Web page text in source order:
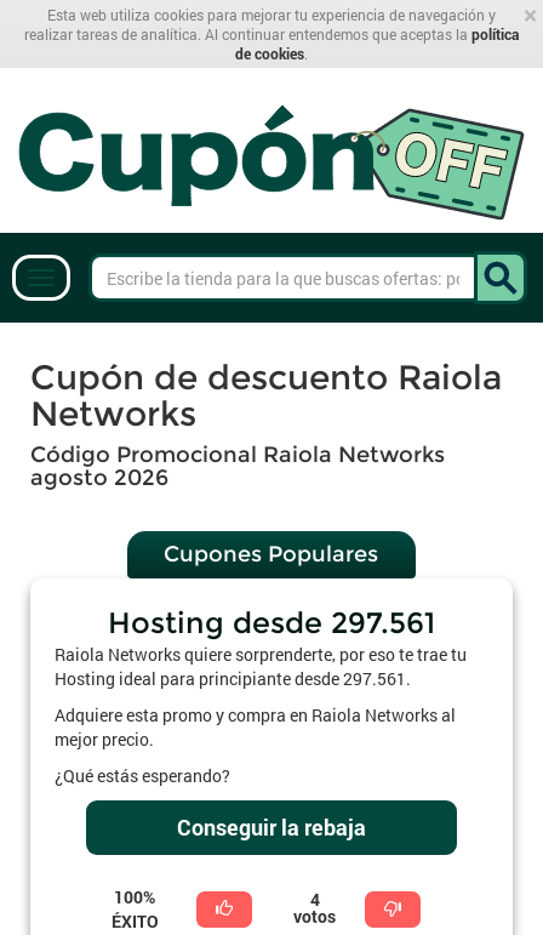
×
Esta web utiliza cookies para mejorar tu experiencia de navegación y
realizar tareas de analítica. Al continuar entendemos que aceptas la política
de cookies
Cupón de descuento Raiola
Networks
Código Promocional Raiola Networks
agosto 2026
Cupones Populares
Hosting desde 297.561
Raiola Networks quiere sorprenderte, por eso te trae tu
Hosting ideal para principiante desde 297.561.
Adquiere esta promo y compra en Raiola Networks al
mejor precio.
¿Qué estás esperando?
Conseguir la rebaja
100%
ÉXITO
4
votos